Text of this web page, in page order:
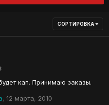
СОРТИРОВКА
Столяр 78лвл. Через недельку будет кап. Принимаю заказы.
, 12 марта, 2010